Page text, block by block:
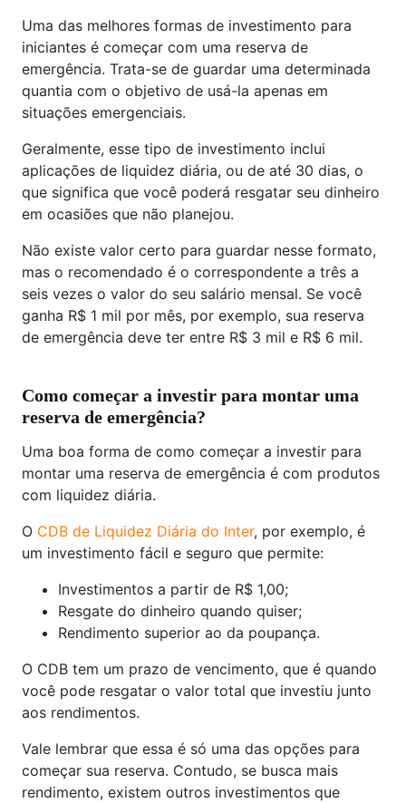
Uma das melhores formas de investimento para
iniciantes é começar com uma reserva de
emergência. Trata-se de guardar uma determinada
quantia com o objetivo de usá-la apenas em
situações emergenciais.
Geralmente, esse tipo de investimento inclui
aplicações de liquidez diária, ou de até 30 dias, o
que significa que você poderá resgatar seu dinheiro
em ocasiões que não planejou.
Não existe valor certo para guardar nesse formato,
mas o recomendado é o correspondente a três a
seis vezes o valor do seu salário mensal. Se você
ganha R$ 1 mil por mês, por exemplo, sua reserva
de emergência deve ter entre R$ 3 mil e R$ 6 mil.
Como começar a investir para montar uma
reserva de emergência?
Uma boa forma de como começar a investir para
montar uma reserva de emergência é com produtos
com liquidez diária.
O CDB de Liquidez Diária do Inter, por exemplo, é
um investimento fácil e seguro que permite:
Investimentos a partir de R$ 1,00;
Resgate do dinheiro quando quiser;
Rendimento superior ao da poupança.
O CDB tem um prazo de vencimento, que é quando
você pode resgatar o valor total que investiu junto
aos rendimentos.
Vale lembrar que essa é só uma das opções para
começar sua reserva. Contudo, se busca mais
rendimento, existem outros investimentos que